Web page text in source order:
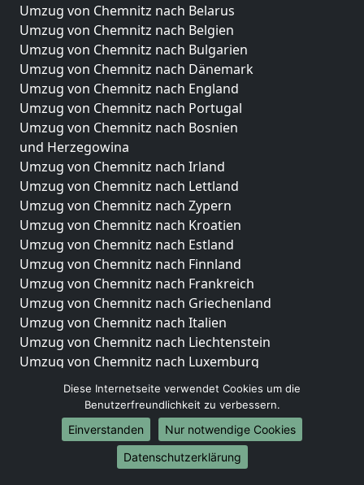
Umzug von Chemnitz nach Belarus
Umzug von Chemnitz nach Belgien
Umzug von Chemnitz nach Bulgarien
Umzug von Chemnitz nach Dänemark
Umzug von Chemnitz nach England
Umzug von Chemnitz nach Portugal
Umzug von Chemnitz nach Bosnien
und Herzegowina
Umzug von Chemnitz nach Irland
Umzug von Chemnitz nach Lettland
Umzug von Chemnitz nach Zypern
Umzug von Chemnitz nach Kroatien
Umzug von Chemnitz nach Estland
Umzug von Chemnitz nach Finnland
Umzug von Chemnitz nach Frankreich
Umzug von Chemnitz nach Griechenland
Umzug von Chemnitz nach Italien
Umzug von Chemnitz nach Liechtenstein
Umzug von Chemnitz nach Luxemburg
Umzug von Chemnitz nach Niederlande
Umzug von Chemnitz nach Norwegen
Umzüge-Deutschlandweit
Umzug von Chemnitz nach Berlin
Diese Internetseite verwendet Cookies um die
Benutzerfreundlichkeit zu verbessern.
Einverstanden
Nur notwendige Cookies
Datenschutzerklärung